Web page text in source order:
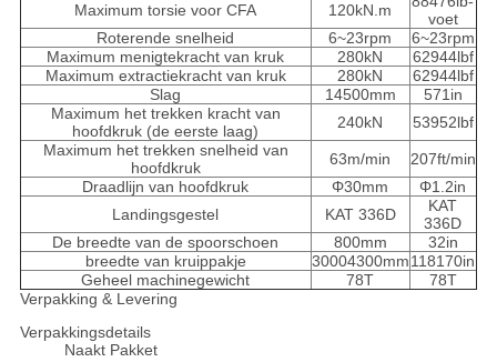
Maximum torsie voor CFA 120kN.m
voet
Roterende snelheid
6~23rpm
6~23rpm
Maximum menigtekracht van kruk
280kN
62944lbf
Maximum extractiekracht van kruk
280kN
62944lbf
Slag
14500mm
571in
Maximum het trekken kracht van
hoofdkruk (de eerste laag)
240kN
53952lbf
Maximum het trekken snelheid van
hoofdkruk
63m/min
207ft/min
Draadlijn van hoofdkruk
Φ30mm
Φ1.2in
Landingsgestel
KAT 336D
KAT
336D
De breedte van de spoorschoen
800mm
32in
breedte van kruippakje
30004300mm118170in
Geheel machinegewicht
78T
78T
Verpakking & Levering
Verpakkingsdetails
Naakt Pakket